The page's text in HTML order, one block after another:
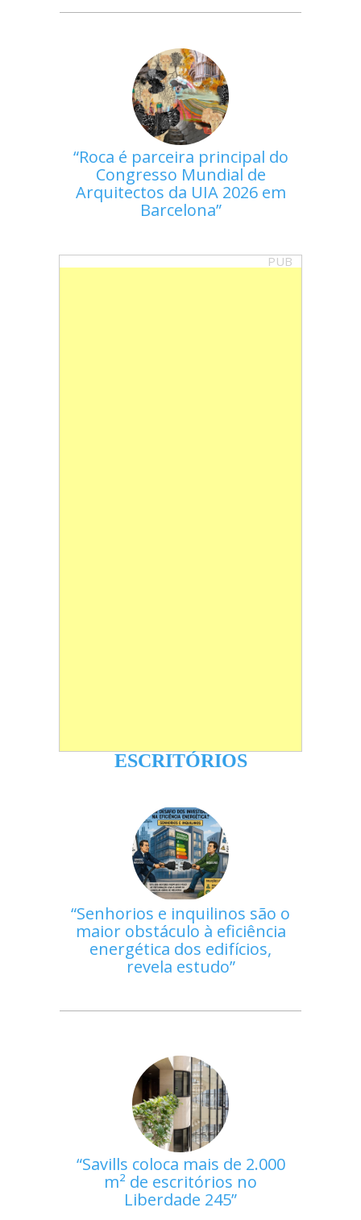
Roca é parceira principal do
Congresso Mundial de
Arquitectos da UIA 2026 em
Barcelona
PUB
ESCRITÓRIOS
Senhorios e inquilinos são o
maior obstáculo à eficiência
energética dos edifícios,
revela estudo
Savills coloca mais de 2.000
m² de escritórios no
Liberdade 245